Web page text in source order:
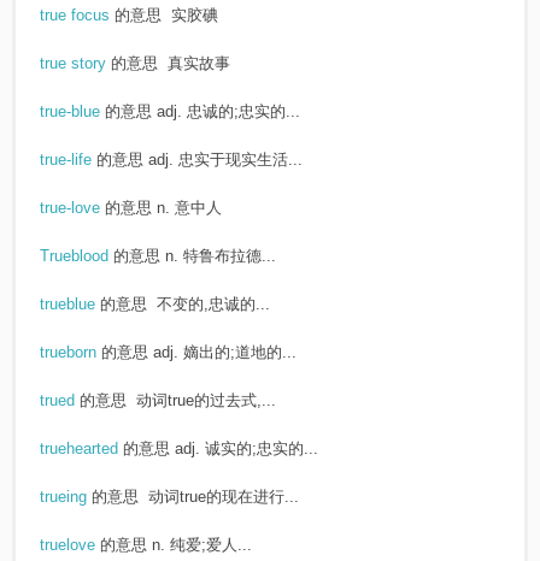
true focus 的意思 实胶碘
true story 的意思 真实故事
true-blue 的意思 adj. 忠诚的;忠实的...
true-life 的意思 adj. 忠实于现实生活...
true-love 的意思 n. 意中人
Trueblood 的意思 n. 特鲁布拉德...
trueblue 的意思 不变的,忠诚的...
trueborn 的意思 adj. 嫡出的;道地的...
trued 的意思 动词true的过去式,...
truehearted 的意思 adj. 诚实的;忠实的...
trueing 的意思 动词true的现在进行...
truelove 的意思 n. 纯爱;爱人...